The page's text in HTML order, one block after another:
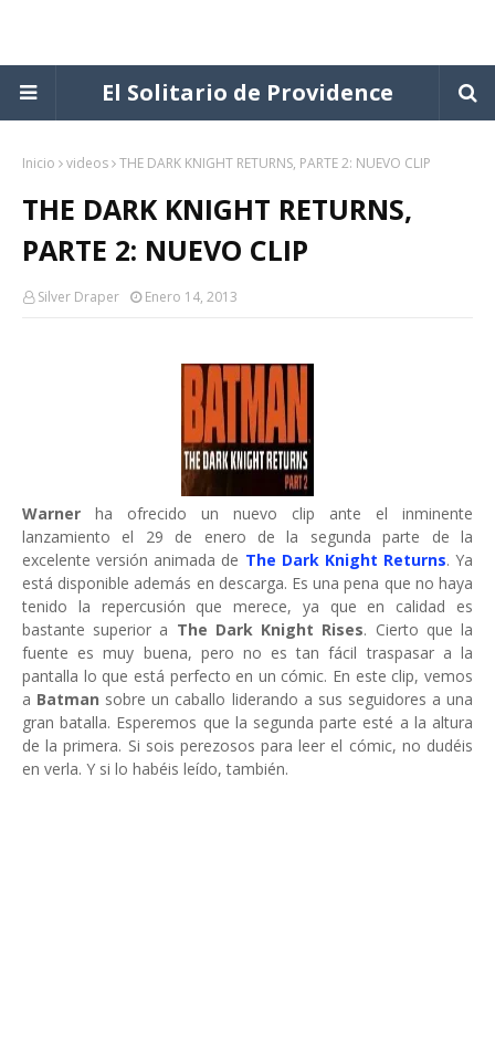
El Solitario de Providence
Inicio videos THE DARK KNIGHT RETURNS, PARTE 2: NUEVO CLIP
THE DARK KNIGHT RETURNS,
PARTE 2: NUEVO CLIP
Silver Draper Enero 14, 2013
Warner ha ofrecido un nuevo clip ante el inminente
lanzamiento el 29 de enero de la segunda parte de la
excelente versión animada de The Dark Knight Returns. Ya
está disponible además en descarga. Es una pena que no haya
tenido la repercusión que merece, ya que en calidad es
bastante superior a The Dark Knight Rises. Cierto que la
fuente es muy buena, pero no es tan fácil traspasar a la
pantalla lo que está perfecto en un cómic. En este clip, vemos
a Batman sobre un caballo liderando a sus seguidores a una
gran batalla. Esperemos que la segunda parte esté a la altura
de la primera. Si sois perezosos para leer el cómic, no dudéis
en verla. Y si lo habéis leído, también.